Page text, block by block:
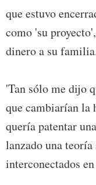
que estuvo
como 'su
dinero a su
'Tan sólo me dijo
que cambiarían la
quería patentar
lanzado una
interconectados